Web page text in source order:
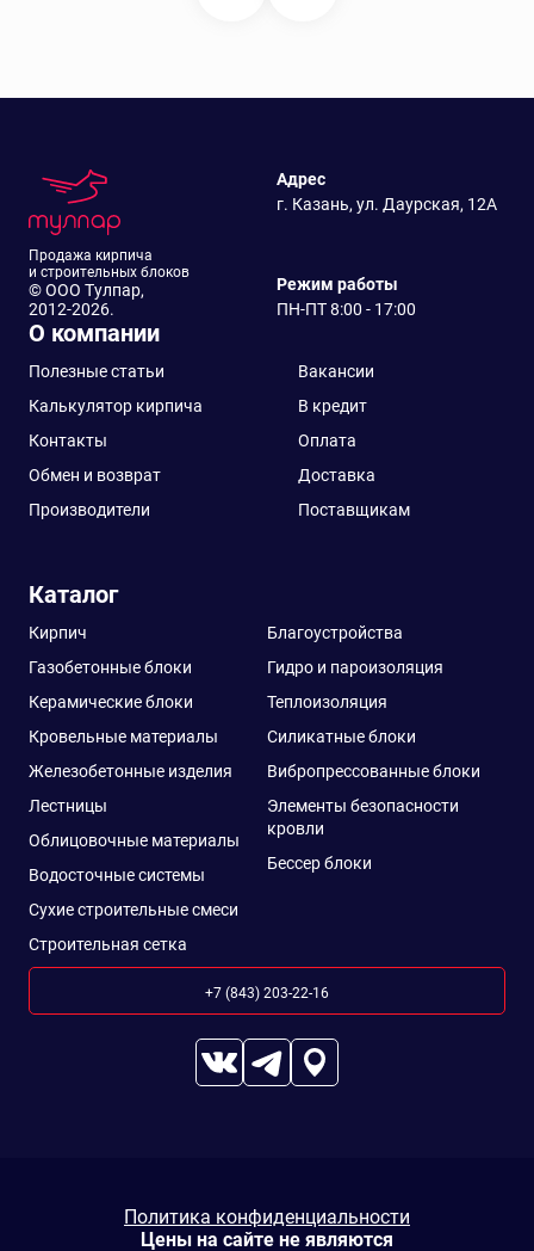
Продажа кирпича
и строительных блоков
© ООО Тулпар,
2012-2026.
Адрес
г. Казань, ул. Даурская, 12А
Режим работы
ПН-ПТ 8:00 - 17:00
О компании
Полезные статьи
Вакансии
Калькулятор кирпича
В кредит
Контакты
Оплата
Обмен и возврат
Доставка
Производители
Поставщикам
Каталог
Кирпич
Газобетонные блоки
Керамические блоки
Кровельные материалы
Железобетонные изделия
Лестницы
Облицовочные материалы
Водосточные системы
Сухие строительные смеси
Строительная сетка
Благоустройства
Гидро и пароизоляция
Теплоизоляция
Силикатные блоки
Вибропрессованные блоки
Элементы безопасности
кровли
Бессер блоки
+7 (843) 203-22-16
Цены на сайте не являются
Политика конфиденциальности